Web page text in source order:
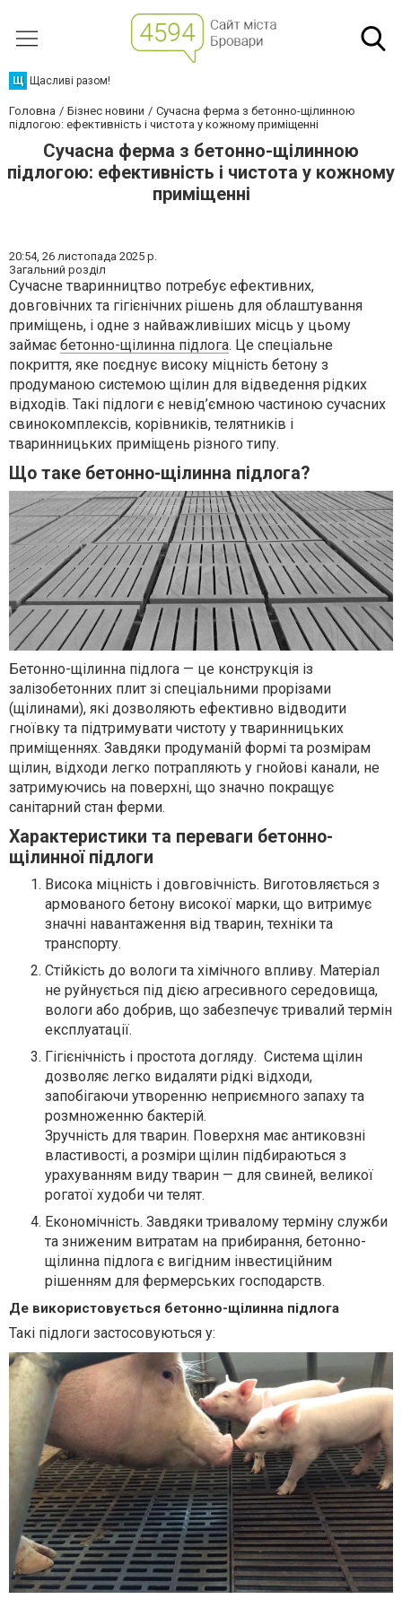
Щ Щасливі разом!
Головна Бізнес новини
Сучасна ферма з бетонно-щілинною
підлогою: ефективність і чистота у кожному приміщенні
Сучасна ферма з бетонно-щілинною
підлогою: ефективність і чистота у кожному
приміщенні
20:54, 26 листопада 2025 р.
Загальний розділ
Сучасне тваринництво потребує ефективних,
довговічних та гігієнічних рішень для облаштування
приміщень, і одне з найважливіших місць у цьому
займає бетонно-щілинна підлога. Це спеціальне
покриття, яке поєднує високу міцність бетону з
продуманою системою щілин для відведення рідких
відходів. Такі підлоги є невід’ємною частиною сучасних
свинокомплексів, корівників, телятників і
тваринницьких приміщень різного типу.
Що таке бетонно-щілинна підлога?
Бетонно-щілинна підлога — це конструкція із
залізобетонних плит зі спеціальними прорізами
(щілинами), які дозволяють ефективно відводити
гноївку та підтримувати чистоту у тваринницьких
приміщеннях. Завдяки продуманій формі та розмірам
щілин, відходи легко потрапляють у гнойові канали, не
затримуючись на поверхні, що значно покращує
санітарний стан ферми.
Характеристики та переваги бетонно-
щілинної підлоги
Висока міцність і довговічність. Виготовляється з
армованого бетону високої марки, що витримує
значні навантаження від тварин, техніки та
транспорту.
Стійкість до вологи та хімічного впливу. Матеріал
не руйнується під дією агресивного середовища,
вологи або добрив, що забезпечує тривалий термін
експлуатації.
Гігієнічність і простота догляду. Система щілин
дозволяє легко видаляти рідкі відходи,
запобігаючи утворенню неприємного запаху та
розмноженню бактерій.
Зручність для тварин. Поверхня має антиковзні
властивості, а розміри щілин підбираються з
урахуванням виду тварин — для свиней, великої
рогатої худоби чи телят.
Економічність. Завдяки тривалому терміну служби
та зниженим витратам на прибирання, бетонно-
щілинна підлога є вигідним інвестиційним
рішенням для фермерських господарств.
Де використовується бетонно-щілинна підлога
Такі підлоги застосовуються у: